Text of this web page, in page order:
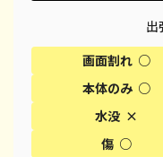
iPhone XR
iPhone XS
iPhone XS Max
都
都
都
出
画面割れ ○
本体のみ ○
水没 ×
傷 ○